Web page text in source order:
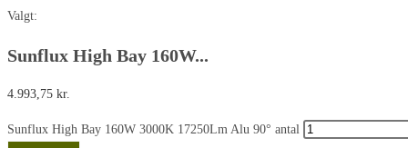
Valgt:
Sunflux High Bay 160W...
4.993,75 kr.
Sunflux High Bay 160W 3000K 17250Lm Alu 90° antal